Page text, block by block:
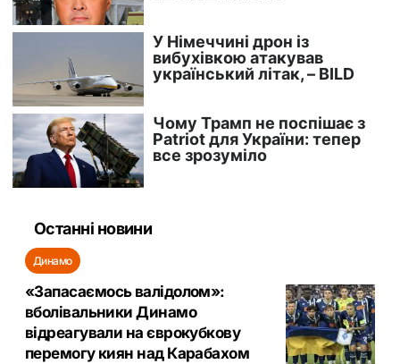
Останні новини
Динамо
«Запасаємось валідолом»:
вболівальники Динамо
відреагували на єврокубкову
перемогу киян над Карабахом